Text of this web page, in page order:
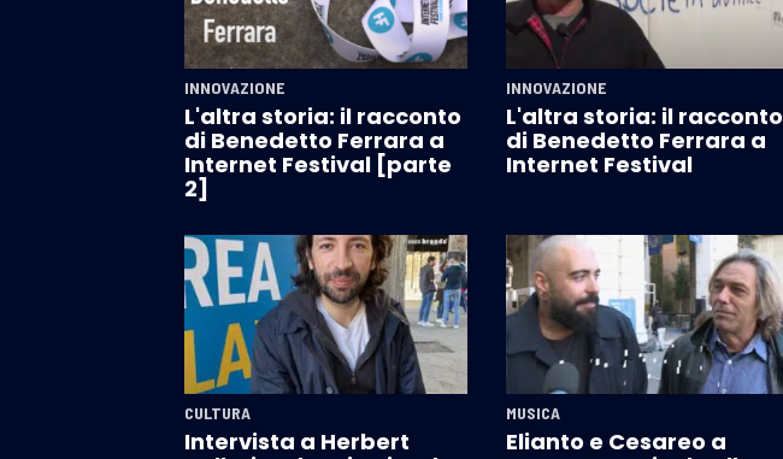
INNOVAZIONE
L'altra storia: il racconto
di Benedetto Ferrara a
Internet Festival [parte
2]
INNOVAZIONE
L'altra storia: il racconto
di Benedetto Ferrara a
Internet Festival
CULTURA
Intervista a Herbert
MUSICA
Elianto e Cesareo a